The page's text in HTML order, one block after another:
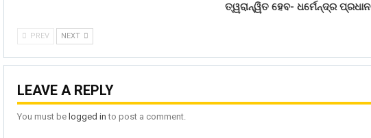
ତ୍ୱରାନ୍ୱିତ ହେବ- ଧର୍ମେନ୍ଦ୍ର ପ୍ରଧାନ
PREV NEXT
LEAVE A REPLY
You must be logged in to post a comment.